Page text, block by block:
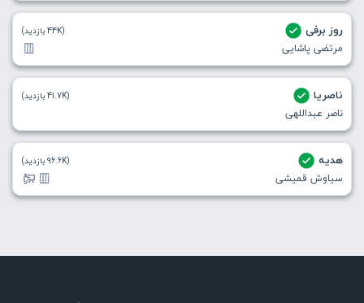
روز برفی
مرتضی پاشایی
(44K بازدید)
ناصریا
ناصر عبداللهی
(41.7K بازدید)
هدیه
سیاوش قمیشی
(96.6K بازدید)